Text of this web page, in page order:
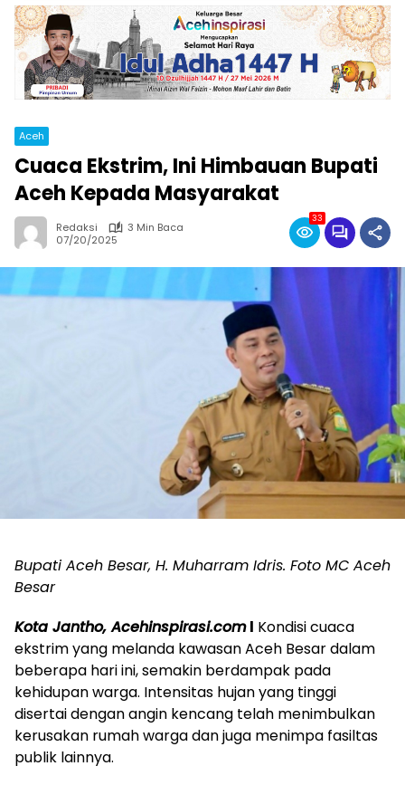
Aceh
Cuaca Ekstrim, Ini Himbauan Bupati
Aceh Kepada Masyarakat
Redaksi
3 Min Baca
07/20/2025
33
Bupati Aceh Besar, H. Muharram Idris. Foto MC Aceh
Besar
Kota Jantho, Acehinspirasi.coml Kondisi cuaca
ekstrim yang melanda kawasan Aceh Besar dalam
beberapa hari ini, semakin berdampak pada
kehidupan warga. Intensitas hujan yang tinggi
disertai dengan angin kencang telah menimbulkan
kerusakan rumah warga dan juga menimpa fasiltas
publik lainnya.